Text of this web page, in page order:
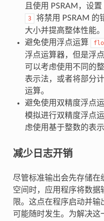
且使用 PSRAM，设置
3
将禁用 PSRAM 的
大小并提高整体性能。
避免使用浮点运算
浮点运算器，但是浮
可以考虑使用不同的
表示法，或者将部分
运算。
避免使用双精度浮点
模拟进行双精度浮点
虑使用基于整数的表
减少日志开销
尽管标准输出会先存储在
空间时，应用程序将数据
限。这点在程序启动并
可能随时发生。为解决